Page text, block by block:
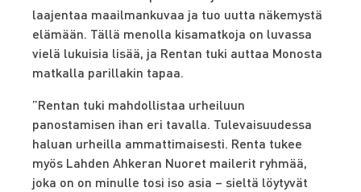
laajentaa maailmankuvaa ja tuo uutta näkemystä
elämään. Tällä menolla kisamatkoja on luvassa
vielä lukuisia lisää, ja Rentan tuki auttaa Monosta
matkalla parillakin tapaa.
”Rentan tuki mahdollistaa urheiluun
panostamisen ihan eri tavalla. Tulevaisuudessa
haluan urheilla ammattimaisesti. Renta tukee
myös Lahden Ahkeran Nuoret mailerit ryhmää,
joka on on minulle tosi iso asia – sieltä löytyvät